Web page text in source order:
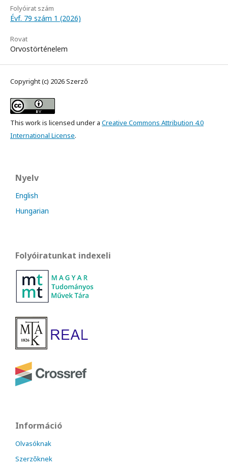
Folyóirat szám
Évf. 79 szám 1 (2026)
Rovat
Orvostörténelem
Copyright (c) 2026 Szerző
This work is licensed under a Creative Commons Attribution 4.0
International License.
Nyelv
English
Hungarian
Folyóiratunkat indexeli
Információ
Olvasóknak
Szerzőknek